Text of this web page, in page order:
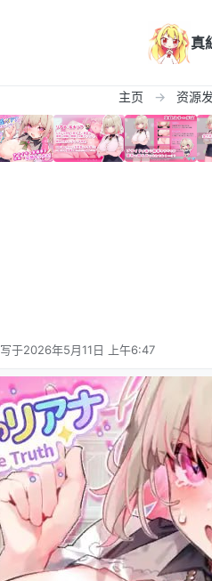
真
主页 资源
写于2026年5月11日 上午6:47
最后由 编辑